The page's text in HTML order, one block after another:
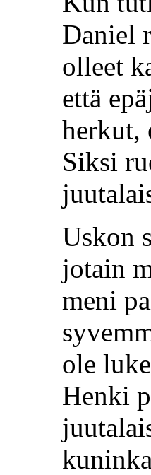
Daniel
olleet
että
herkut,
Siksi
Uskon
jotain
meni
ole
Henki